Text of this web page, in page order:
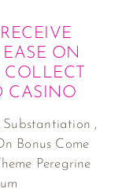
EASE ON
CASINO
Substantiation ,
Bonus Come
Peregrine